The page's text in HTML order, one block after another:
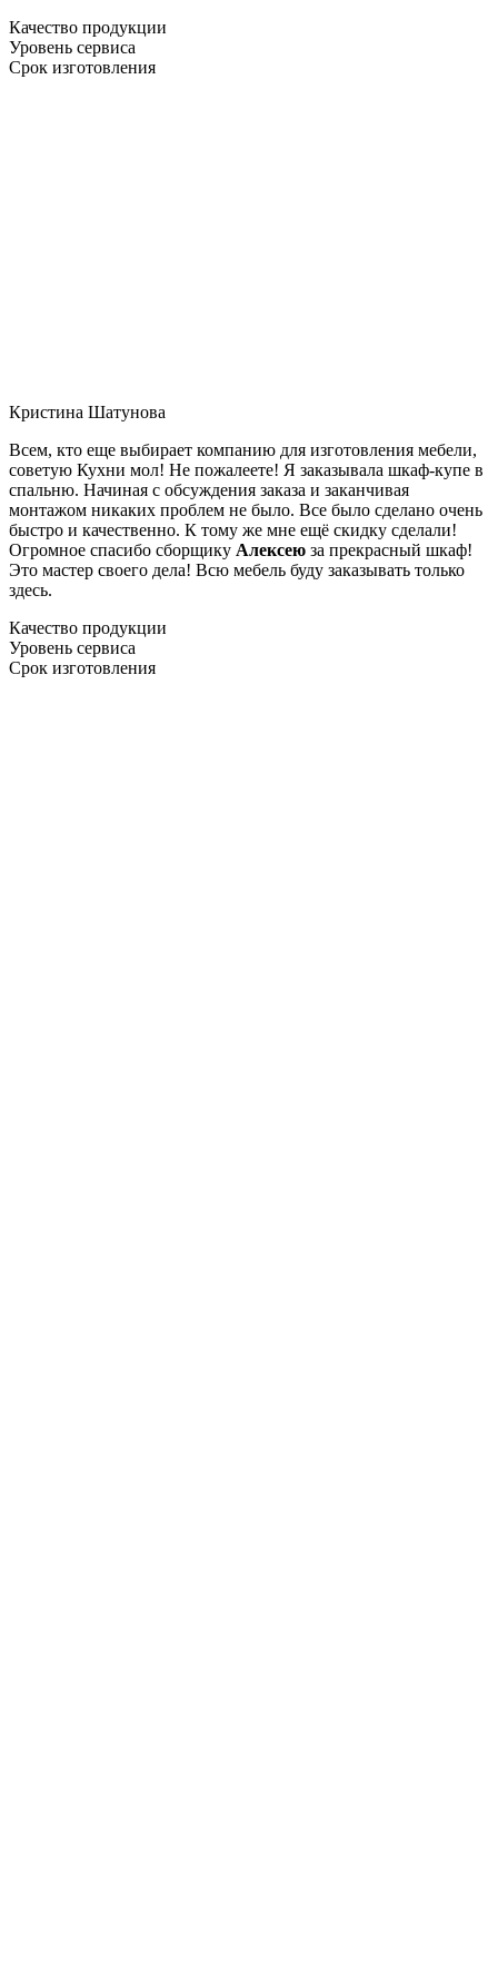
Качество продукции
Уровень сервиса
Срок изготовления
Кристина Шатунова
Всем, кто еще выбирает компанию для изготовления мебели,
советую Кухни мол! Не пожалеете! Я заказывала шкаф-купе в
спальню. Начиная с обсуждения заказа и заканчивая
монтажом никаких проблем не было. Все было сделано очень
быстро и качественно. К тому же мне ещё скидку сделали!
Огромное спасибо сборщику Алексею за прекрасный шкаф!
Это мастер своего дела! Всю мебель буду заказывать только
здесь.
Качество продукции
Уровень сервиса
Срок изготовления